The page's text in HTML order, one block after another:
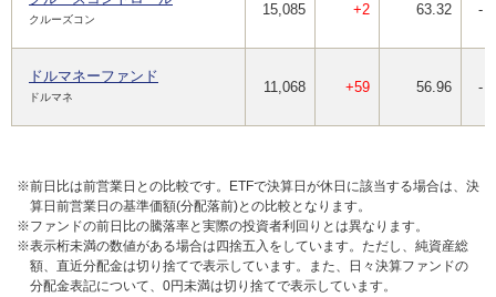
クルーズコン
15,085 +2 63.32 -
ドルマネーファンド
ドルマネ
11,068 +59 56.96 -
※前日比は前営業日との比較です。ETFで決算日が休日に該当する場合は、決
算日前営業日の基準価額(分配落前)との比較となります。
※ファンドの前日比の騰落率と実際の投資者利回りとは異なります。
※表示桁未満の数値がある場合は四捨五入をしています。ただし、純資産総
額、直近分配金は切り捨てで表示しています。また、日々決算ファンドの
分配金表記について、0円未満は切り捨てで表示しています。